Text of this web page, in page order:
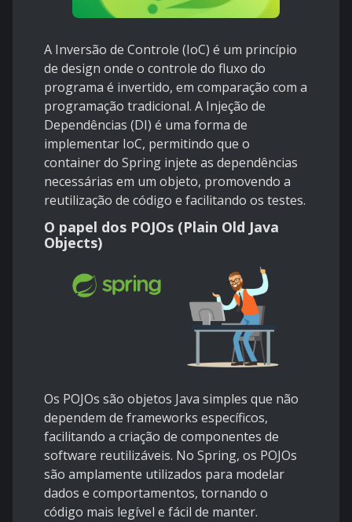
A Inversão de Controle (IoC) é um princípio
de design onde o controle do fluxo do
programa é invertido, em comparação com a
programação tradicional. A Injeção de
Dependências (DI) é uma forma de
implementar IoC, permitindo que o
container do Spring injete as dependências
necessárias em um objeto, promovendo a
reutilização de código e facilitando os testes.
O papel dos POJOs (Plain Old Java
Objects)
Os POJOs são objetos Java simples que não
dependem de frameworks específicos,
facilitando a criação de componentes de
software reutilizáveis. No Spring, os POJOs
são amplamente utilizados para modelar
dados e comportamentos, tornando o
código mais legível e fácil de manter.